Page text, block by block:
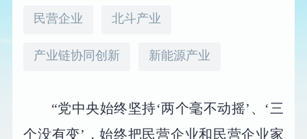
民营企业 北斗产业
产业链协同创新 新能源产业
“党中央始终坚持‘两个毫不动摇’、‘三
个没有变’，始终把民营企业和民营企业家